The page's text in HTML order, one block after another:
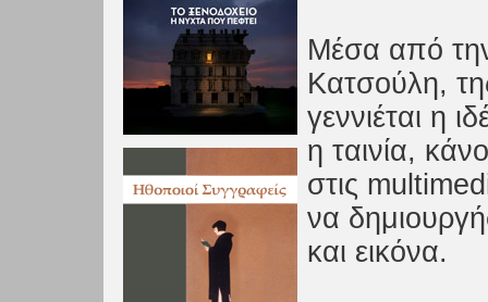
Μέσα από
Κατσούλη,
γεννιέται η
η ταινία,
στις
να
και εικόνα.